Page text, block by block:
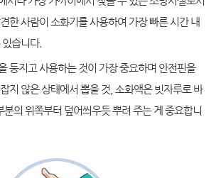
한 사람이 소화기를 사용하여 가장 빠른 시간 내
습니다.
등지고 사용하는 것이 가장 중요하며 안전핀을
지 않은 상태에서 뽑을 것, 소화액은 빗자루로 바
분의 위쪽부터 덮어씌우듯 뿌려 주는 게 중요합니